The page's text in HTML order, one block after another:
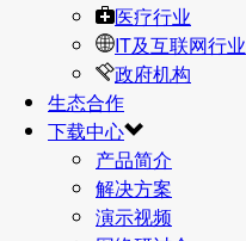
医疗行业
IT及互联网行业
政府机构
生态合作
下载中心
产品简介
解决方案
演示视频